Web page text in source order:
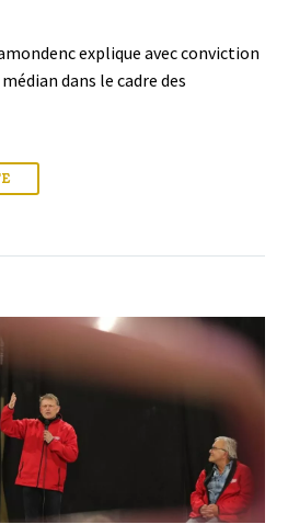
explique avec conviction
dans le cadre des